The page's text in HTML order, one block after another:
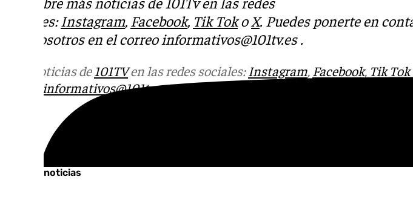
sociales:Instagram, Facebook, Tik TokoX. Puedes ponerte en
con nosotros en el correo informativos@101tv.es.
Más noticias de101TVen las redes sociales:Instagram, Facebook, Tik Tok
informativos@101tv.es
Últimas noticias